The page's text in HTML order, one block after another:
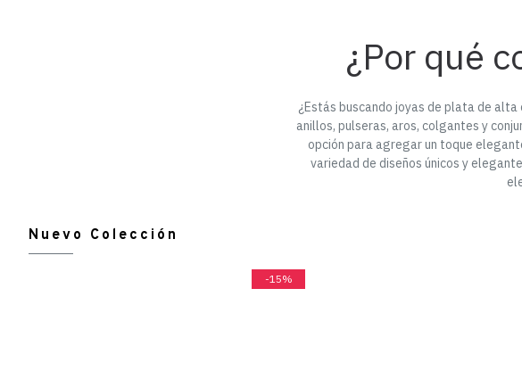
¿Por qué
¿Estás buscando joyas de plata de alta
anillos, pulseras, aros, colgantes y
opción para agregar un toque
variedad de diseños únicos y
Nuevo Colección
-15%